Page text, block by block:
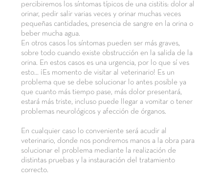
percibiremos los síntomas típicos de una cistitis: dolor al
orinar, pedir salir varias veces y orinar muchas veces
pequeñas cantidades, presencia de sangre en la orina o
beber mucha agua.
En otros casos los síntomas pueden ser más graves,
sobre todo cuando existe obstrucción en la salida de la
orina. En estos casos es una urgencia, por lo que sí ves
esto... ¡Es momento de visitar al veterinario! Es un
problema que se debe solucionar lo antes posible ya
que cuanto más tiempo pase, más dolor presentará,
estará más triste, incluso puede llegar a vomitar o tener
problemas neurológicos y afección de órganos.
En cualquier caso lo conveniente será acudir al
veterinario, donde nos pondremos manos a la obra para
solucionar el problema mediante la realización de
distintas pruebas y la instauración del tratamiento
correcto.